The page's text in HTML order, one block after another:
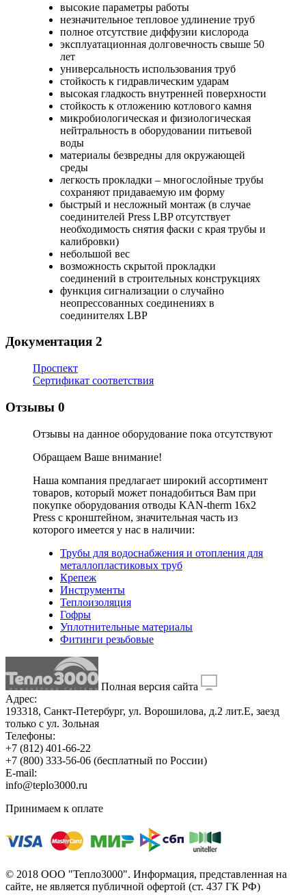
высокие параметры работы
незначительное тепловое удлинение труб
полное отсутствие диффузии кислорода
эксплуатационная долговечность свыше 50
лет
универсальность использования труб
стойкость к гидравлическим ударам
высокая гладкость внутренней поверхности
стойкость к отложению котлового камня
микробиологическая и физиологическая
нейтральность в оборудовании питьевой
воды
материалы безвредны для окружающей
среды
легкость прокладки – многослойные трубы
сохраняют придаваемую им форму
быстрый и несложный монтаж (в случае
соединителей Press LBP отсутствует
необходимость снятия фаски с края трубы и
калибровки)
небольшой вес
возможность скрытой прокладки
соединений в строительных конструкциях
функция сигнализации о случайно
неопрессованных соединениях в
соединителях LBP
Документация 2
Проспект
Сертификат соответствия
Отзывы 0
Отзывы на данное оборудование пока отсутствуют
Обращаем Ваше внимание!
Наша компания предлагает широкий ассортимент
товаров, который может понадобиться Вам при
покупке оборудования отводы KAN-therm 16х2
Press с кронштейном, значительная часть из
которого имеется у нас в наличии:
Трубы для водоснабжения и отопления для
металлопластиковых труб
Крепеж
Инструменты
Теплоизоляция
Гофры
Уплотнительные материалы
Фитинги резьбовые
Полная версия сайта
Адрес:
193318, Санкт-Петербург, ул. Ворошилова, д.2 лит.Е, заезд
только с ул. Зольная
Телефоны:
+7 (812) 401-66-22
+7 (800) 333-56-06 (бесплатный по России)
E-mail:
info@teplo3000.ru
Принимаем к оплате
© 2018 ООО "Тепло3000". Информация, представленная на
сайте, не является публичной офертой (ст. 437 ГК РФ)